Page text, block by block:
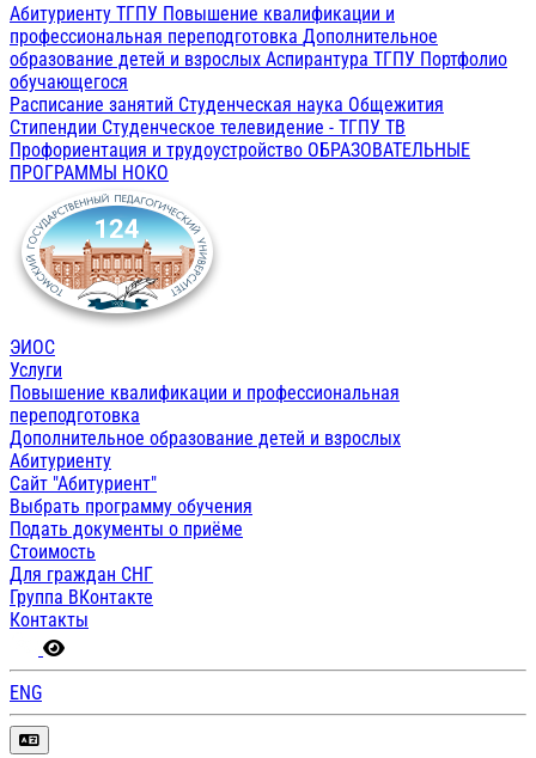
Абитуриенту ТГПУ Повышение квалификации и
профессиональная переподготовка Дополнительное
образование детей и взрослых Аспирантура ТГПУ Портфолио
обучающегося
Расписание занятий Студенческая наука Общежития
Стипендии Студенческое телевидение - ТГПУ ТВ
Профориентация и трудоустройство ОБРАЗОВАТЕЛЬНЫЕ
ПРОГРАММЫ НОКО
ЭИОС
Услуги
Повышение квалификации и профессиональная
переподготовка
Дополнительное образование детей и взрослых
Абитуриенту
Сайт "Абитуриент"
Выбрать программу обучения
Подать документы о приёме
Стоимость
Для граждан СНГ
Группа ВКонтакте
Контакты
ENG